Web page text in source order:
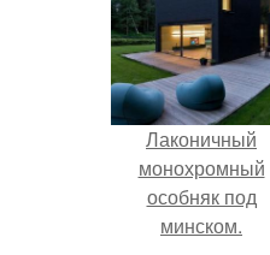
Лаконичный
монохромный
особняк под
минском.